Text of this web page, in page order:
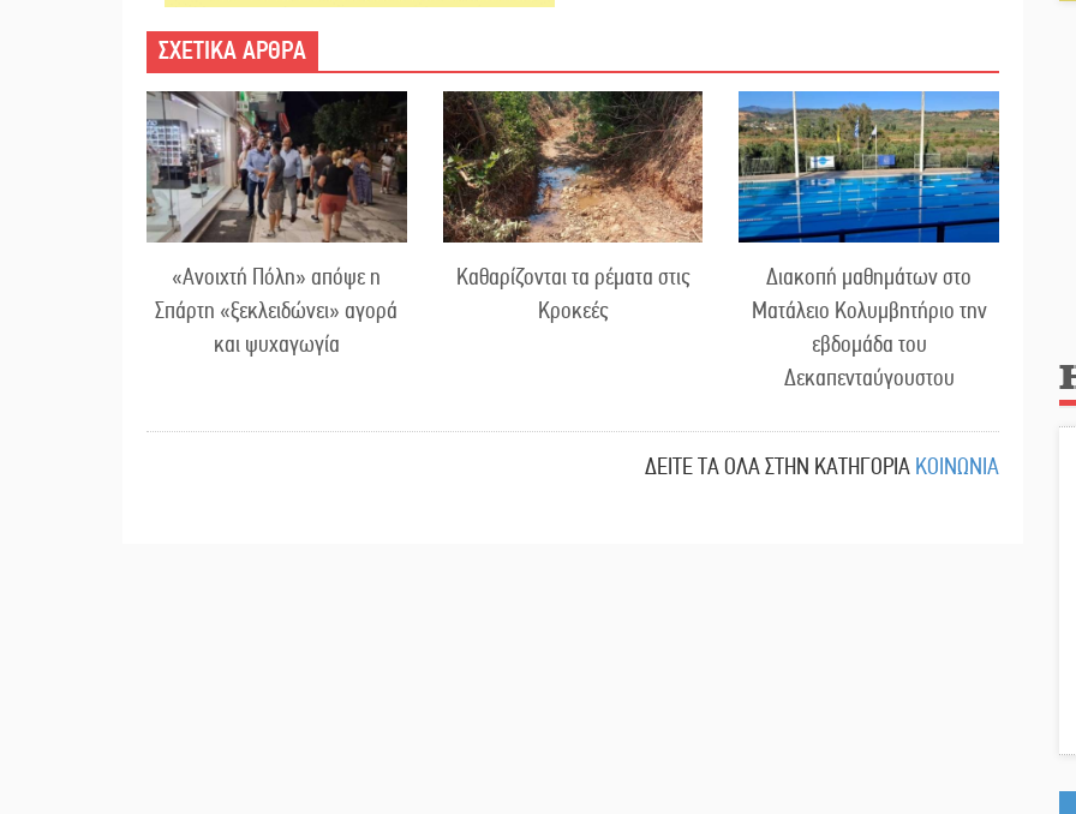
ΣΧΕΤΙΚΑ ΑΡΘΡΑ
«Ανοιχτή Πόλη» απόψε η
Σπάρτη «ξεκλειδώνει» αγορά
και ψυχαγωγία
Καθαρίζονται τα ρέματα στις
Κροκεές
Διακοπή μαθημάτων στο
Ματάλειο Κολυμβητήριο την
εβδομάδα του
Δεκαπενταύγουστου
ΔΕΙΤΕ ΤΑ ΟΛΑ ΣΤΗΝ ΚΑΤΗΓΟΡΙΑ ΚΟΙΝΩΝΙΑ